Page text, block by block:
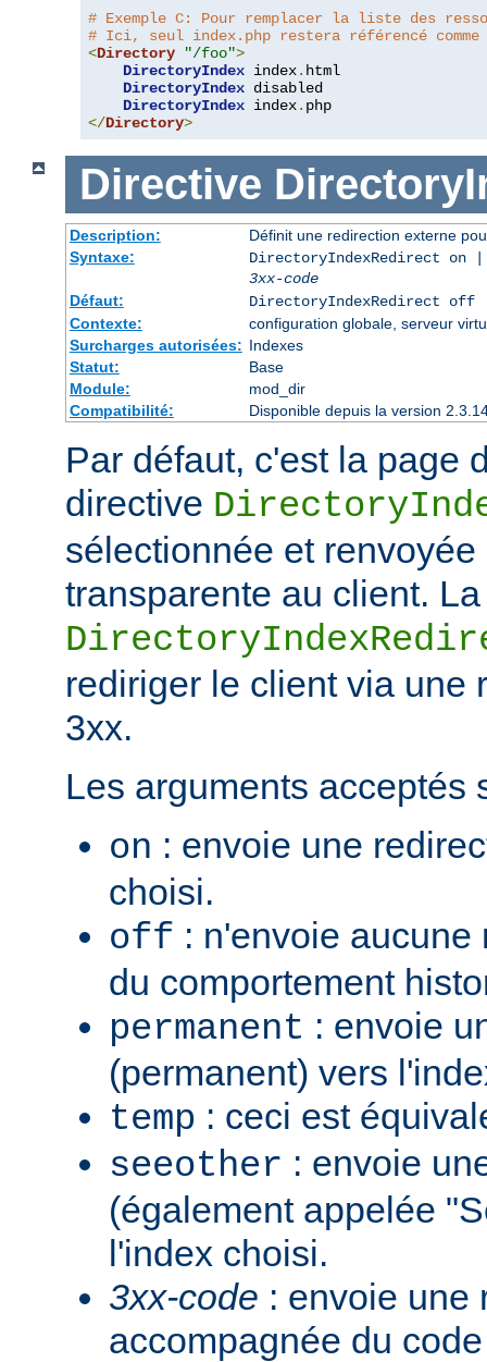
# Exemple C: Pour remplacer la liste des
# Ici, seul index.php restera référencé
<Directory "/foo">
DirectoryIndex index. html
DirectoryIndex disabled
DirectoryIndex index.
</Directory>
Directive
Description:
Définit une redirection externe
Syntaxe:
DirectoryIndexRedirect
3xx-code
Défaut:
DirectoryIndexRedirect off
Contexte:
configuration globale, serveur
Surcharges autorisées: Indexes
Statut:
Base
Module:
mod_dir
Compatibilité:
Disponible depuis la version
Par défaut, c'est la page
directive
sélectionnée et
transparente au client.
rediriger le client via une
3xx.
Les arguments acceptés
on : envoie une
choisi.
off : n'envoie
du comportement
permanent : envoie
(permanent) vers
temp : ceci est
seeother : envoie
(également appelée
l'index choisi.
3xx-code : envoie une
accompagnée du